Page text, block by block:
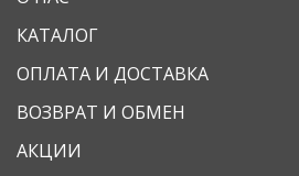
КАТАЛОГ
ОПЛАТА И ДОСТАВКА
ВОЗВРАТ И ОБМЕН
АКЦИИ